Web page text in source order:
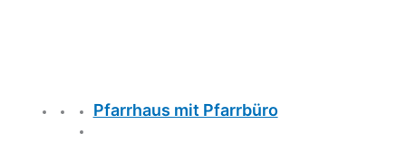
Pfarrhaus mit Pfarrbüro